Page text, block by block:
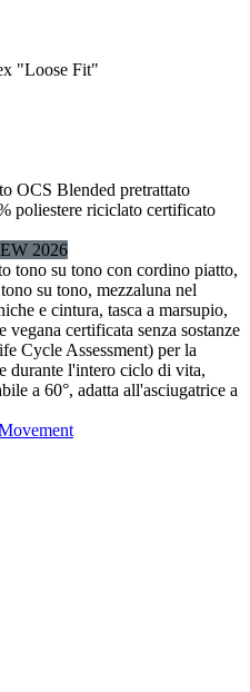
"Loose Fit"
OCS Blended pretrattato
poliestere riciclato certificato
2026
tono su tono con cordino piatto,
su tono, mezzaluna nel
e cintura, tasca a marsupio,
certificata senza sostanze
Cycle Assessment) per la
durante l'intero ciclo di vita,
a 60°, adatta all'asciugatrice a